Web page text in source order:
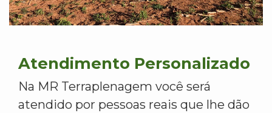
Atendimento Personalizado
Na MR Terraplenagem você será
atendido por pessoas reais que lhe dão